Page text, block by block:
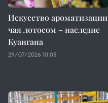
Искусство ароматизации
чая лотосом – наследие
Куангана
29/07/2026 10:05